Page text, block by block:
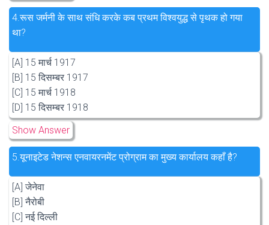
4.रूस जर्मनी के साथ संधि करके कब प्रथम विश्वयुद्ध से पृथक हो गया
था?
[A] 15 मार्च 1917
[B] 15 दिसम्बर 1917
[C] 15 मार्च 1918
[D] 15 दिसम्बर 1918
Show Answer
5.यूनाइटेड नेशन्स एनवायरनमेंट प्रोग्राम का मुख्य कार्यालय कहाँ है?
[A] जेनेवा
[B] नैरोबी
[C] नई दिल्ली